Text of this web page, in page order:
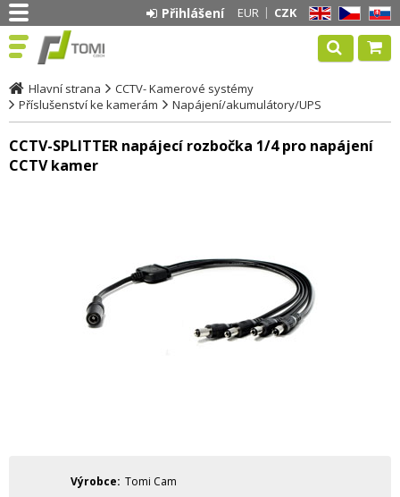
EN CZ SK
EUR CZK
Přihlášení
Hlavní strana
CCTV- Kamerové systémy
Příslušenství ke kamerám
Napájení/akumulátory/UPS
CCTV-SPLITTER napájecí rozbočka 1/4 pro napájení
CCTV kamer
Výrobce Tomi Cam